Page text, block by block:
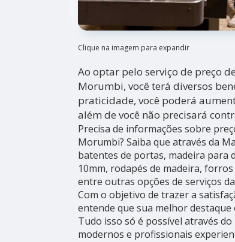
Clique na imagem para expandir
Ao optar pelo serviço de preço
Morumbi, você terá diversos
praticidade, você poderá
além de você não precisará
Precisa de informações sobre
Morumbi? Saiba que através da
batentes de portas, madeira para
10mm, rodapés de madeira,
entre outras opções de serviços
Com o objetivo de trazer a
entende que sua melhor destaque
Tudo isso só é possível através
modernos e profissionais